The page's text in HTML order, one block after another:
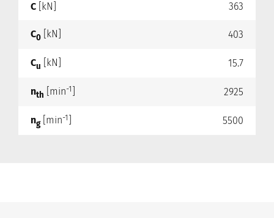
C [kN] 363
C0 [kN] 403
Cu [kN] 15.7
nth [min-1 2925
ng[min-1 5500